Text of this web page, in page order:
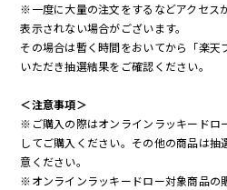
※一度に大量の注文をするなどアクセス
表示されない場合がございます。
その場合は暫く時間をおいてから「楽天
いただき抽選結果をご確認ください。
＜注意事項＞
※ご購入の際はオンラインラッキードロ
してご購入ください。その他の商品は
意ください。
※オンラインラッキードロー対象商品の